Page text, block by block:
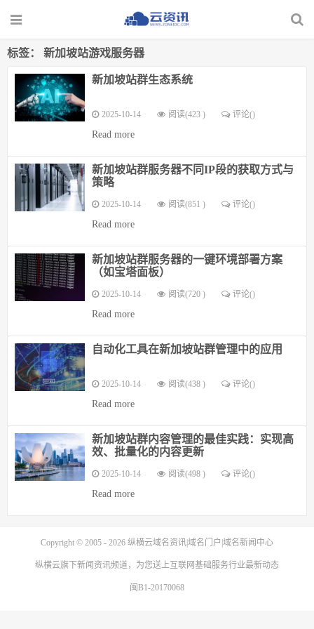
标签： 新加坡站游戏服务器
新加坡站群生态系统
2025-10-14 阅读(423 ) 评论()
Read more
新加坡站群服务器不同IP段的获取方式与
策略
2025-10-14 阅读(851 ) 评论()
Read more
新加坡站群服务器的一键环境部署方案
（如宝塔面板）
2025-10-14 阅读(720 ) 评论()
Read more
自动化工具在新加坡站群管理中的应用
2025-10-14 阅读(438 ) 评论()
Read more
新加坡站群内容管理的最佳实践：实现高
效、批量化的内容更新
2025-10-14 阅读(498 ) 评论()
Read more
Copyright © 2005 - 2026 纵横云域名资讯|域名门户|域名新闻中心
纵横云旗下新闻资讯频道，为您送上互联网基础服务行业最新动态
闽B1-20170068